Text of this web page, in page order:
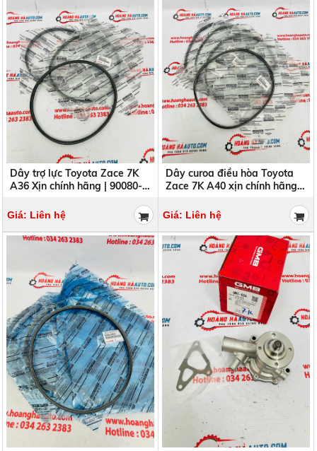
Dây trợ lực Toyota Zace 7K
A36 Xịn chính hãng | 90080-
Giá: Liên hệ
Dây curoa điều hòa Toyota
Zace 7K A40 xịn chính hãng |
Giá: Liên hệ